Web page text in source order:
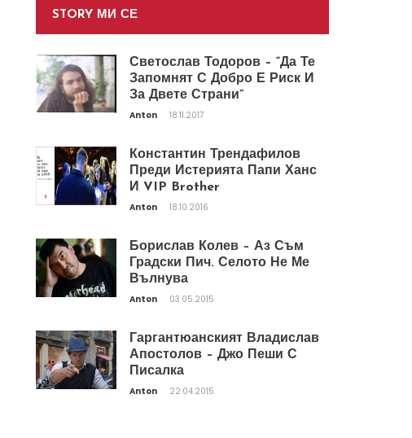
STORY МИ СЕ
Светослав Тодоров – “Да Те
Запомнят С Добро Е Риск И
За Двете Страни”
Anton 18.11.2017
Константин Трендафилов
Преди Истерията Папи Ханс
И VIP Brother
Anton 18.10.2016
Борислав Колев – Аз Съм
Градски Пич. Селото Не Ме
Вълнува
Anton 03.05.2015
Гаргантюанският Владислав
Апостолов – Джо Пеши С
Писалка
Anton 22.04.2015